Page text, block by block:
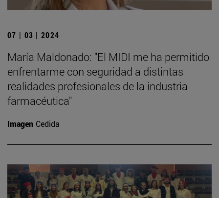
07 | 03 | 2024
María Maldonado: "El MIDI me ha permitido
enfrentarme con seguridad a distintas
realidades profesionales de la industria
farmacéutica"
Imagen Cedida